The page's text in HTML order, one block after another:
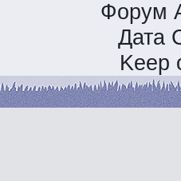
Форум
Дата
Keep